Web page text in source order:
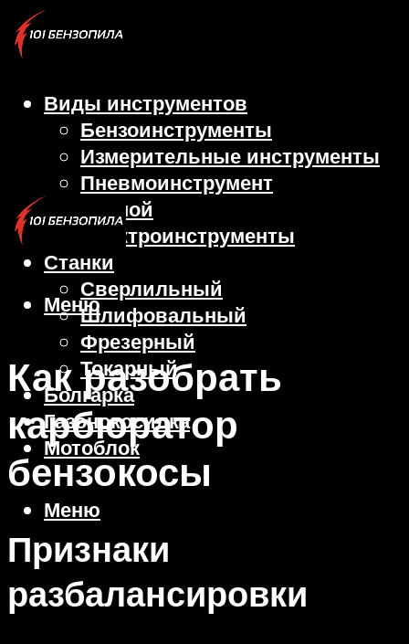
Виды инструментов
Бензоинструменты
Измерительные инструменты
Пневмоинструмент
Ручной
Электроинструменты
Станки
Сверлильный
Шлифовальный
Фрезерный
Токарный
Болгарка
Газонокосилка
Мотоблок
Меню
Меню
Как разобрать
карбюратор
бензокосы
Признаки
разбалансировки